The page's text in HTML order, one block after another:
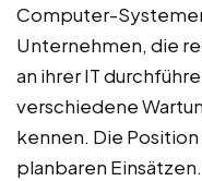
Computer-
Unternehmen, die
an ihrer IT
verschiedene
kennen. Die
planbaren Einsätzen.